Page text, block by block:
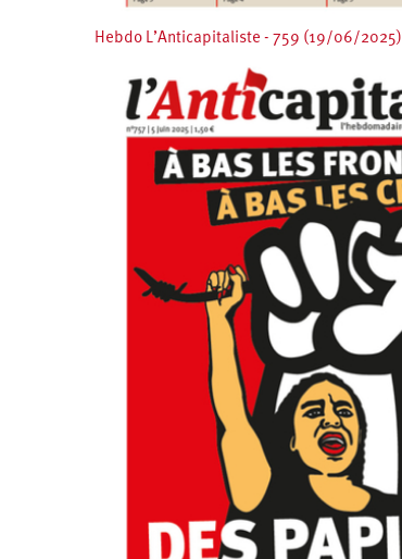
Hebdo L’Anticapitaliste - 759 (19/06/2025)